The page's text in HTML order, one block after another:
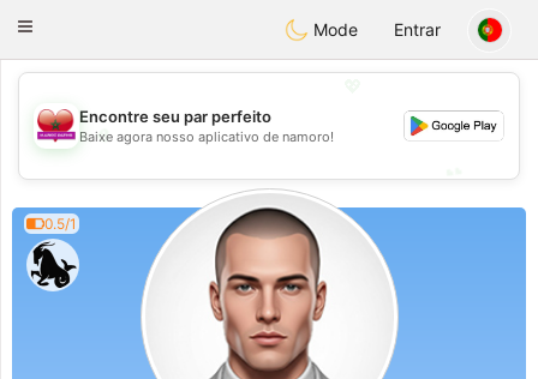
Maroc Dating
Toggle
Mode Entrar
💖
💕
Encontre seu par perfeito
Baixe agora nosso aplicativo de namoro!
0.5/1